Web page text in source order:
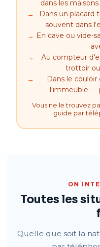
dans les
Dans un
souvent dans
En cave ou vide-
Au compteur
trottoir
Dans le
l'immeuble —
Vous ne le trouvez
guide par
ON
Toutes les
Quelle que soit la